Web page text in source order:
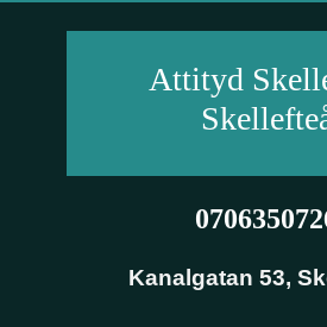
Attityd
Kanalgatan 53,